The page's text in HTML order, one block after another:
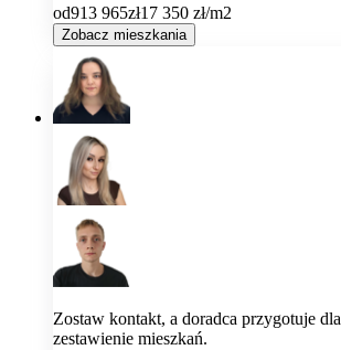
od913 965zł17 350 zł/m2
Zobacz mieszkania
Zostaw kontakt, a doradca przygotuje
zestawienie mieszkań.